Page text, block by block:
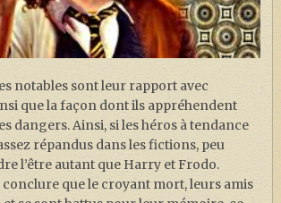
notables sont leur rapport avec
que la façon dont ils appréhendent
dangers. Ainsi, si les héros à tendance
répandus dans les fictions, peu
l’être autant que Harry et Frodo.
que le croyant mort, leurs amis